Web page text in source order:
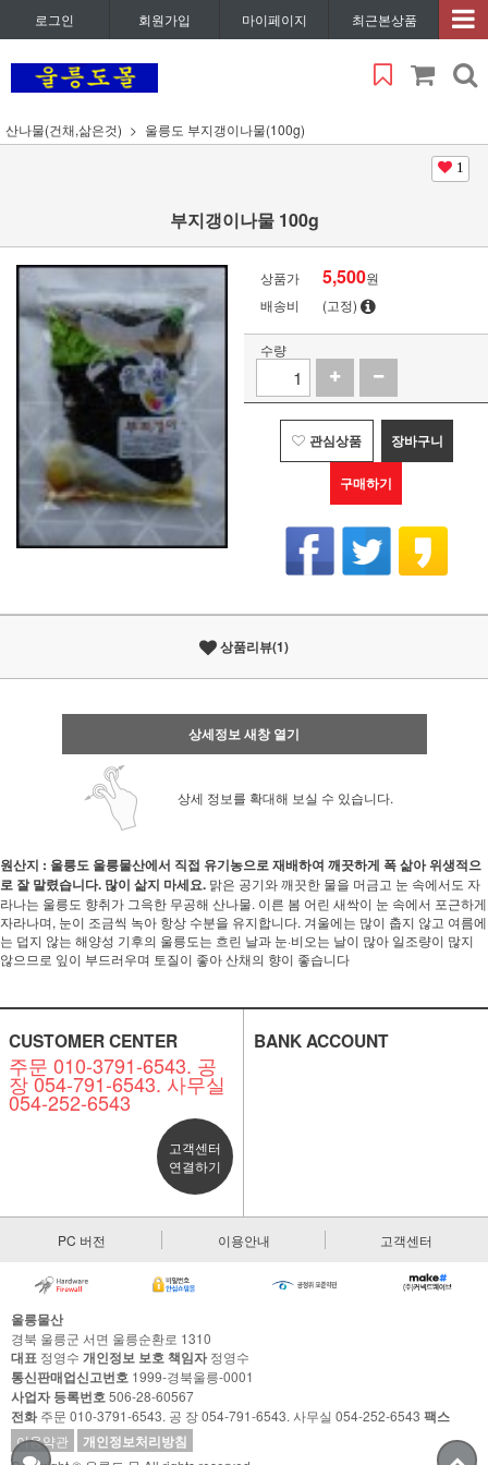
로그인 회원가입 마이페이지 최근본상품
산나물(건채,삶은것) 울릉도 부지갱이나물(100g)
1
부지갱이나물 100g
상품가 5,500원
배송비
(고정)
수량
관심상품 장바구니
구매하기
상품리뷰(1)
상세정보 새창 열기
상세 정보를 확대해 보실 수 있습니다.
원산지 : 울릉도 울릉물산에서 직접 유기농으로 재배하여 깨끗하게 폭 삶아 위생적으
로 잘 말렸습니다. 많이 삶지 마세요. 맑은 공기와 깨끗한 물을 머금고 눈 속에서도 자
라나는 울릉도 향취가 그윽한 무공해 산나물. 이른 봄 어린 새싹이 눈 속에서 포근하게
자라나며, 눈이 조금씩 녹아 항상 수분을 유지합니다. 겨울에는 많이 춥지 않고 여름에
는 덥지 않는 해양성 기후의 울릉도는 흐린 날과 눈·비오는 날이 많아 일조량이 많지
않으므로 잎이 부드러우며 토질이 좋아 산채의 향이 좋습니다
CUSTOMER CENTER
주문 010-3791-6543. 공
장 054-791-6543. 사무실
054-252-6543
고객센터
연결하기
BANK ACCOUNT
PC 버전 이용안내 고객센터
울릉물산
경북 울릉군 서면 울릉순환로 1310
대표 정영수 개인정보 보호 책임자정영수
통신판매업신고번호 1999-경북울릉-0001
사업자 등록번호506-28-60567
전화주문 010-3791-6543. 공 장 054-791-6543. 사무실 054-252-6543 팩스
이용약관 개인정보처리방침